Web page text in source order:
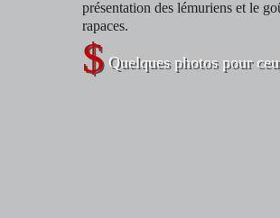
présentation des lémuriens et le
rapaces.
Quelques photos pour